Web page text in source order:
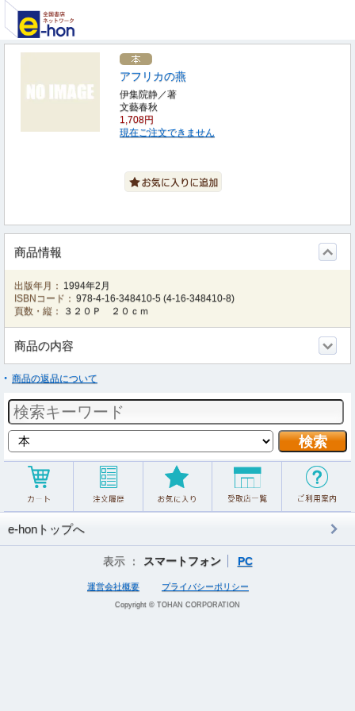
アフリカの燕
伊集院静／著
文藝春秋
1,708円
現在ご注文できません
商品情報
出版年月： 1994年2月
ISBNコード： 978-4-16-348410-5 (4-16-348410-8)
頁数・縦：
３２０Ｐ ２０ｃｍ
商品の内容
商品の返品について
e-honトップへ
表示 ： スマートフォン PC
運営会社概要 プライバシーポリシー
Copyright © TOHAN CORPORATION